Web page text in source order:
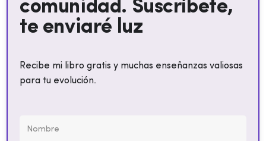
comunidad. Suscríbete,
te enviaré luz
Recibe mi libro gratis y muchas enseñanzas valiosas
para tu evolución.